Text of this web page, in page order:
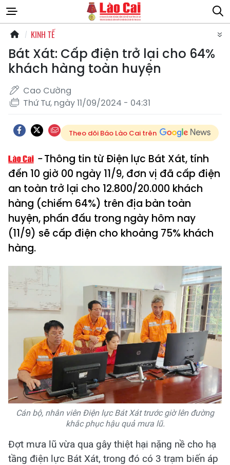
KINH TẾ
Bát Xát: Cấp điện trở lại cho 64%
khách hàng toàn huyện
Cao Cường
Thứ Tư, ngày 11/09/2024 - 04:31
Theo dõi Báo Lào Cai trên
Thông tin từ Điện lực Bát Xát, tính
đến 10 giờ 00 ngày 11/9, đơn vị đã cấp điện
an toàn trở lại cho 12.800/20.000 khách
hàng (chiếm 64%) trên địa bàn toàn
huyện, phấn đấu trong ngày hôm nay
(11/9) sẽ cấp điện cho khoảng 75% khách
hàng.
Cán bộ, nhân viên Điện lực Bát Xát trước giờ lên đường
khắc phục hậu quả mưa lũ.
Đợt mưa lũ vừa qua gây thiệt hại nặng nề cho hạ
tầng điện lực Bát Xát, trong đó có 3 trạm biến áp